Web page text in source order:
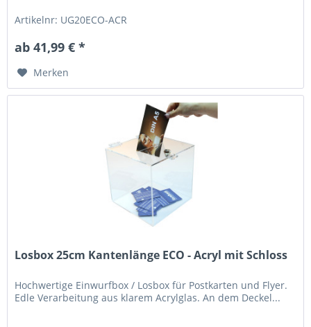
Artikelnr: UG20ECO-ACR
ab 41,99 € *
Merken
Losbox 25cm Kantenlänge ECO - Acryl mit Schloss
Hochwertige Einwurfbox / Losbox für Postkarten und Flyer.
Edle Verarbeitung aus klarem Acrylglas. An dem Deckel...